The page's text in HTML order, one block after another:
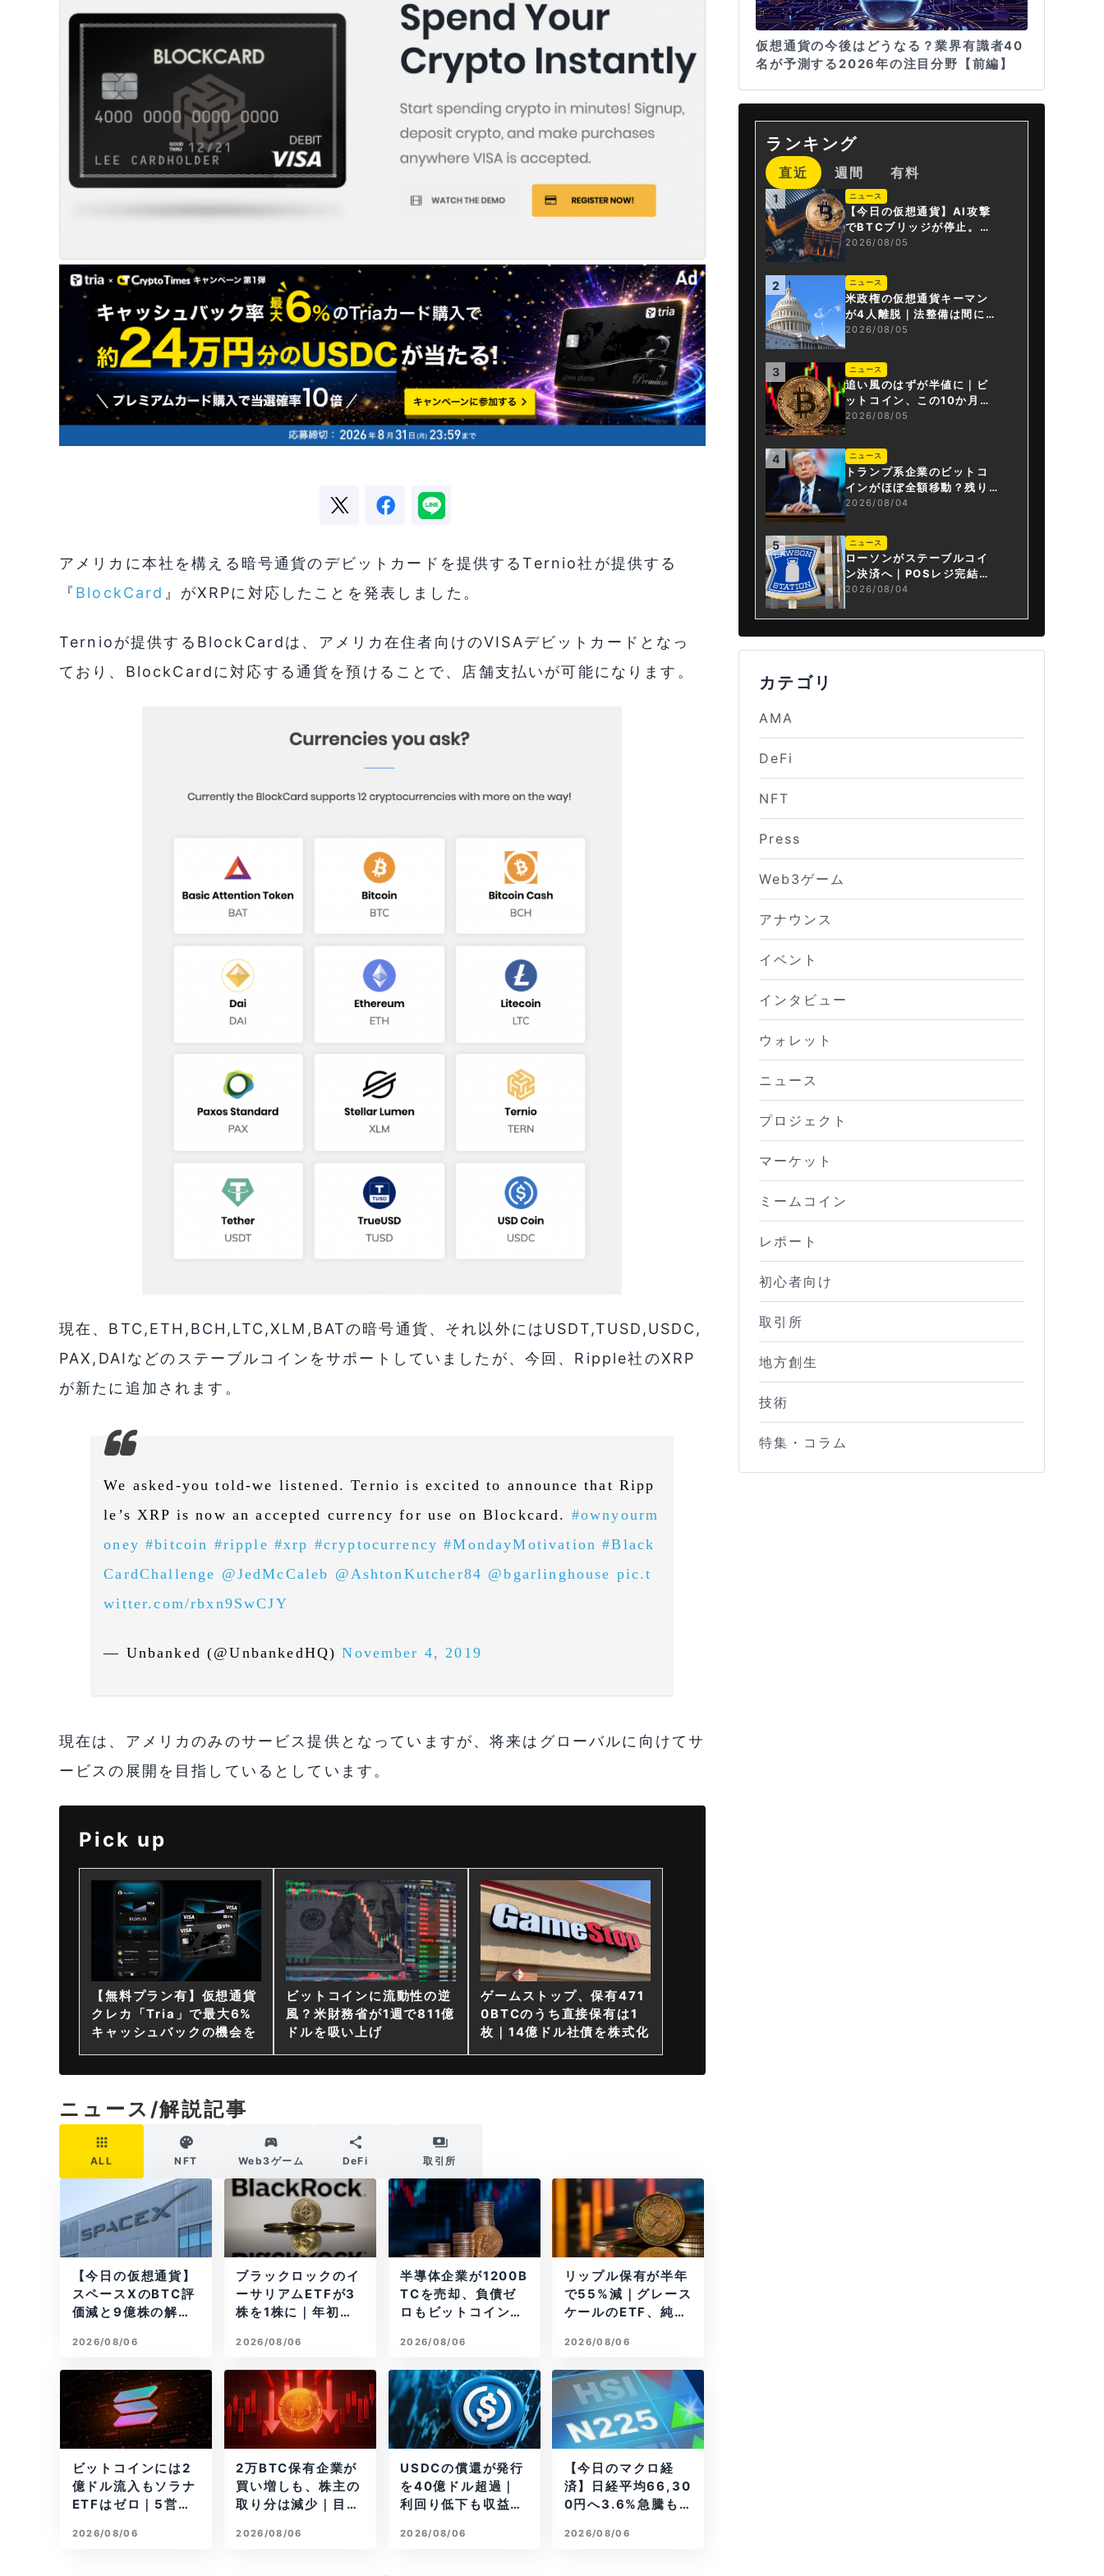
アメリカに本社を構える暗号通貨のデビットカードを提供するTernio社が提供する
『 BlockCard 』がXRPに対応したことを発表しました。
Ternioが提供するBlockCardは、アメリカ在住者向けのVISAデビットカードとなっ
ており、BlockCardに対応する通貨を預けることで、店舗支払いが可能になります。
現在、BTC,ETH,BCH,LTC,XLM,BATの暗号通貨、それ以外にはUSDT,TUSD,USDC,
PAX,DAIなどのステーブルコインをサポートしていましたが、今回、Ripple社のXRP
が新たに追加されます。
We asked-you told-we listened. Ternio is excited to announce that Ripp
le’s XRP is now an accepted currency for use on Blockcard. #ownyourm
oney #bitcoin #ripple #xrp #cryptocurrency #MondayMotivation #Black
CardChallenge @JedMcCaleb @AshtonKutcher84 @bgarlinghouse pic.t
witter.com/rbxn9SwCJY
— Unbanked (@UnbankedHQ)November 4, 2019
現在は、アメリカのみのサービス提供となっていますが、将来はグローバルに向けてサ
ービスの展開を目指しているとしています。
Pick up
【無料プラン有】仮想通貨
クレカ「Tria」で最大6%
キャッシュバックの機会を
ビットコインに流動性の逆
風？米財務省が1週で811億
ドルを吸い上げ
ゲームストップ、保有471
0BTCのうち直接保有は1
枚｜14億ドル社債を株式化
ニュース/解説記事
ALL NFT Web3ゲーム DeFi 取引所
【今日の仮想通貨】
スペースXのBTC評
価減と9億株の解
BTCが盗難
2026/08/06
ブラックロックのイ
ーサリアムETFが3
株を1株に｜年初来3
2026/08/06
半導体企業が1200B
TCを売却、負債ゼ
ロもビットコイン戦
2026/08/06
リップル保有が半年
で55%減｜グレース
ケールのETF、純資
2026/08/06
ビットコインには2
億ドル流入もソラナ
ETFはゼロ｜5営業
2026/08/06
2万BTC保有企業が
買い増しも、株主の
取り分は減少｜目標
2026/08/06
USDCの償還が発行
を40億ドル超過｜
利回り低下も収益は
2026/08/06
【今日のマクロ経
済】日経平均66,30
0円へ3.6%急騰もA
燃
2026/08/06
仮想通貨の今後はどうなる？業界有識者40
名が予測する2026年の注目分野【前編】
ランキング
直近 週間 有料
1 ニュース
【今日の仮想通貨】AI攻撃
でBTCブリッジが停止。金
融庁が「暗号資産・ステー
2026/08/05
2 ニュース
米政権の仮想通貨キーマン
が4人離脱｜法整備は間に合
うか
2026/08/05
3 ニュース
追い風のはずが半値に｜ビ
ットコイン、この10か月で
何が起きたか
2026/08/05
4 ニュース
トランプ系企業のビットコ
インがほぼ全額移動？残り
は3.43BTCか
2026/08/04
5 ニュース
ローソンがステーブルコイ
ン決済へ｜POSレジ完結は
国内初
2026/08/04
カテゴリ
AMA
DeFi
NFT
Press
Web3ゲーム
アナウンス
イベント
インタビュー
ウォレット
ニュース
プロジェクト
マーケット
ミームコイン
レポート
初心者向け
取引所
地方創生
技術
特集・コラム